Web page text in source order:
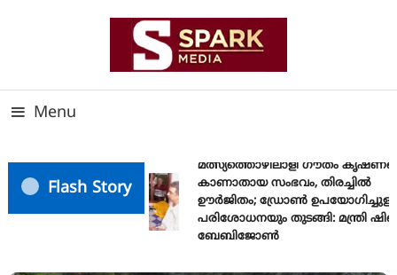
Menu
Flash Story
മത്സ്യത്തൊഴിലാളി ഗൗതം
കാണാതായ സംഭവം, തിരച്ചിൽ
ഊർജിതം; ഡ്രോണ്‍ ഉപയോഗിച്ചുള്ള
പരിശോധനയും തുടങ്ങി: മന്ത്രി
ബേബിജോണ്‍